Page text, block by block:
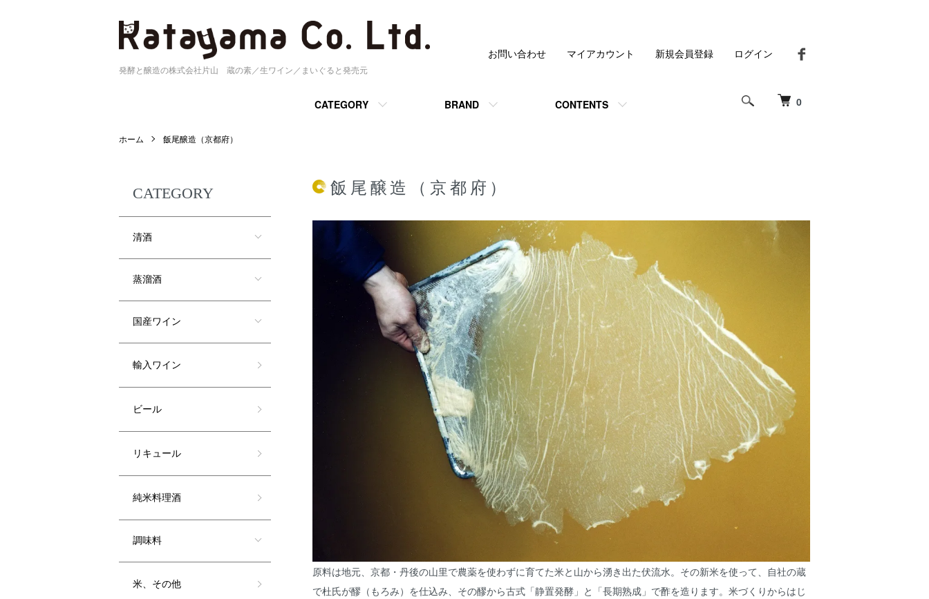
発酵と醸造の株式会社片山 蔵の素／生ワイン／まいぐると発売元
0
CATEGORY BRAND CONTENTS
お問い合わせ マイアカウント 新規会員登録 ログイン
ホーム 飯尾醸造（京都府）
飯尾醸造（京都府）
原料は地元、京都・丹後の山里で農薬を使わずに育てた米と山から湧き出た伏流水。その新米を使って、自社の蔵
で杜氏が醪（もろみ）を仕込み、その醪から古式「静置発酵」と「長期熟成」で酢を造ります。米づくりからはじ
CATEGORY
清酒
蒸溜酒
国産ワイン
輸入ワイン
ビール
リキュール
純米料理酒
調味料
米、その他